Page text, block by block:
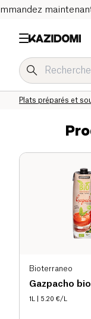
Plats préparés et
Notre
Accueil
Bioterraneo
Gazpacho bio
1L | 5.20 €/L